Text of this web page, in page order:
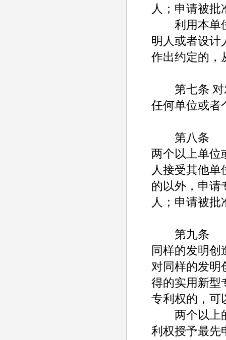
人；申请被
利用本单位
明人或者设计
作出约定的，
第七条 对
任何单位或者
第八条
两个以上单位
人接受其他
的以外，申请
人；申请被
第九条
同样的发明创
对同样的发明
得的实用新型
专利权的，可
两个以上的
利权授予最先